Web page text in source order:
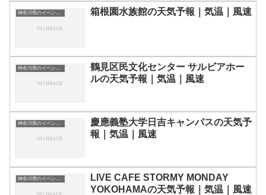
神奈川県のイベント会場一覧 箱根園水族館の天気予報｜気温｜風速
神奈川県のイベント会場一覧
鶴見区民文化センター サルビアホー
ルの天気予報｜気温｜風速
慶應義塾大学日吉キャンパスの天気予
報｜気温｜風速
LIVE CAFE STORMY MONDAY
YOKOHAMAの天気予報｜気温｜風速